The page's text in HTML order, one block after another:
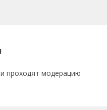
проходят модерацию